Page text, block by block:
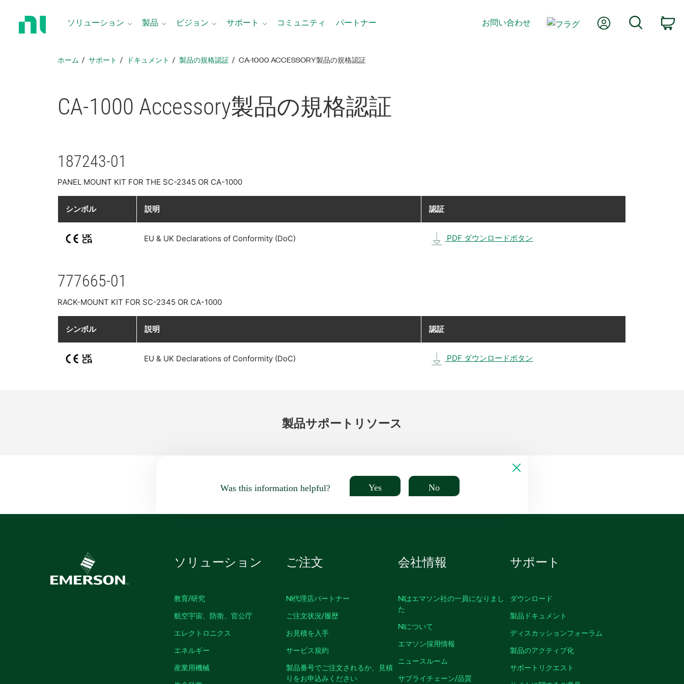
ソリューション 製品 ビジョン サポート コミュニティ パートナー お問い合わせ Myアカウント
ホーム サポート ドキュメント 製品​の​規格​認証 CA-1000 ACCESSORY製品​の​規格​認証
CA-1000 Accessory製品​の​規格​認証
187243-01
PANEL MOUNT KIT FOR THE SC-2345 OR CA-1000
シンボル 説明 認証
EU & UK Declarations of Conformity (DoC) PDF ダウンロードボタン
777665-01
RACK-MOUNT KIT FOR SC-2345 OR CA-1000
シンボル 説明 認証
EU & UK Declarations of Conformity (DoC) PDF ダウンロードボタン
製品サポート リソース
Was this information helpful? Yes No
ソリューション
教育/研究
航空宇宙、防衛、官公庁
エレクトロニクス
エネルギー
産業用機械
ご注文
NI代理店パートナー
ご注文状況/履歴
お見積を入手
サービス規約
製品番号でご注文されるか、見積
りをお申込みください
会社情報
NIはエマソン社の一員になりまし
た
NIについて
エマソン採用情報
ニュースルーム
サプライチェーン/品質
サポート
ダウンロード
製品ドキュメント
ディスカッションフォーラム
製品のアクティブ化
サポートリクエスト